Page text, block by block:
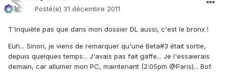
Posté(e) 31 décembre 2011
T'inquiète pas que dans mon dossier DL aussi, c'est le bronx !
Euh... Sinon, je viens de remarquer qu'une Beta#3 était sortie,
depuis quelques temps... J'avais pas fait gaffe... Je l'essaierais
demain, car allumer mon PC, maintenant (2:05pm @Paris)... Bof.